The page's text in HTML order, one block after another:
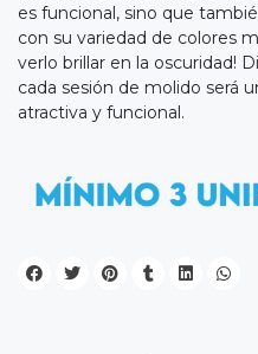
es funcional, sino que
con su variedad de colores
verlo brillar en la oscuridad!
cada sesión de molido será
atractiva y funcional.